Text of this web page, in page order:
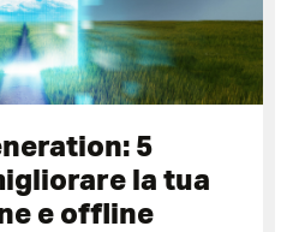
5
la tua
e offline